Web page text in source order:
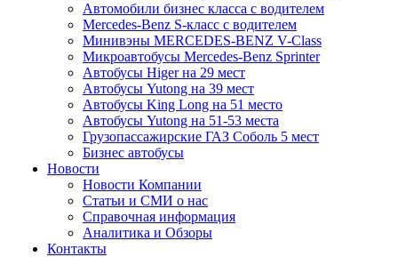
Автомобили бизнес класса с водителем
Mercedes-Benz S-класс с водителем
Минивэны MERCEDES-BENZ V-Class
Микроавтобусы Mercedes-Benz Sprinter
Автобусы Higer на 29 мест
Автобусы Yutong на 39 мест
Автобусы King Long на 51 место
Автобусы Yutong на 51-53 места
Грузопассажирские ГАЗ Соболь 5 мест
Бизнес автобусы
Новости
Новости Компании
Статьи и СМИ о нас
Справочная информация
Аналитика и Обзоры
Контакты